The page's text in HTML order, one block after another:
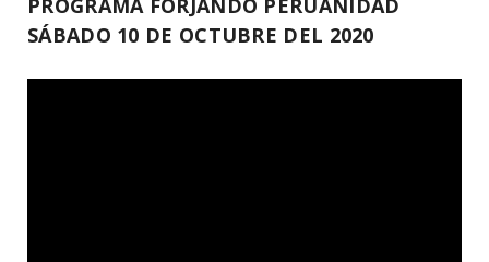
SÁBADO 10 DE OCTUBRE DEL 2020